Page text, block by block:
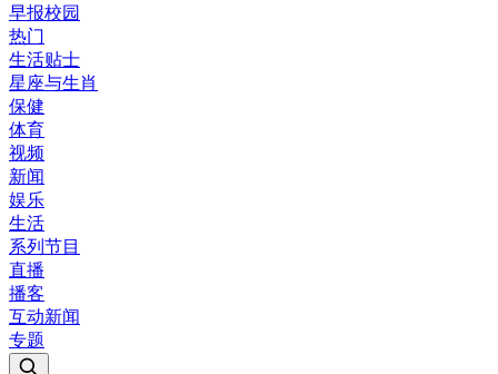
早报校园
热门
生活贴士
星座与生肖
保健
体育
视频
新闻
娱乐
生活
系列节目
直播
播客
互动新闻
专题